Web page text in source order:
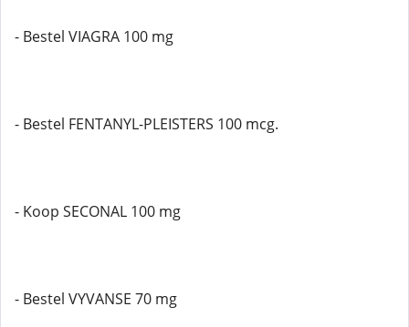
- Bestel VIAGRA 100 mg
- Bestel FENTANYL-PLEISTERS 100 mcg.
- Koop SECONAL 100 mg
- Bestel VYVANSE 70 mg